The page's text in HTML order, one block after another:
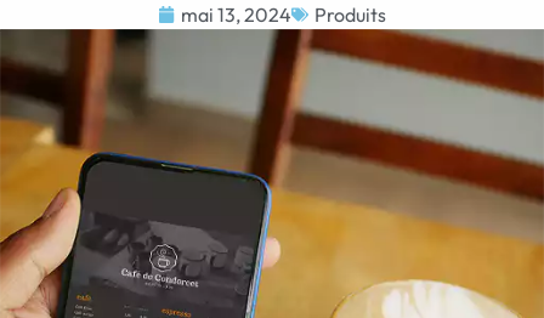
mai 13, 2024 Produits